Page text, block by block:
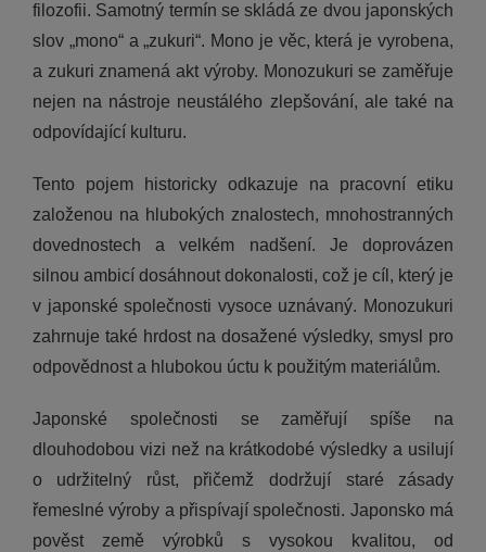
filozofii. Samotný termín se skládá ze dvou japonských
slov „mono“ a „zukuri“. Mono je věc, která je vyrobena,
a zukuri znamená akt výroby. Monozukuri se zaměřuje
nejen na nástroje neustálého zlepšování, ale také na
odpovídající kulturu.
Tento pojem historicky odkazuje na pracovní etiku
založenou na hlubokých znalostech, mnohostranných
dovednostech a velkém nadšení. Je doprovázen
silnou ambicí dosáhnout dokonalosti, což je cíl, který je
v japonské společnosti vysoce uznávaný. Monozukuri
zahrnuje také hrdost na dosažené výsledky, smysl pro
odpovědnost a hlubokou úctu k použitým materiálům.
Japonské společnosti se zaměřují spíše na
dlouhodobou vizi než na krátkodobé výsledky a usilují
o udržitelný růst, přičemž dodržují staré zásady
řemeslné výroby a přispívají společnosti. Japonsko má
pověst země výrobků s vysokou kvalitou, od